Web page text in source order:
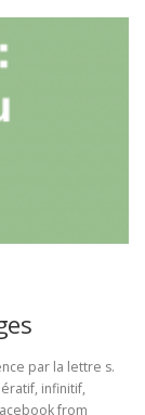
par la lettre s.
infinitif,
from